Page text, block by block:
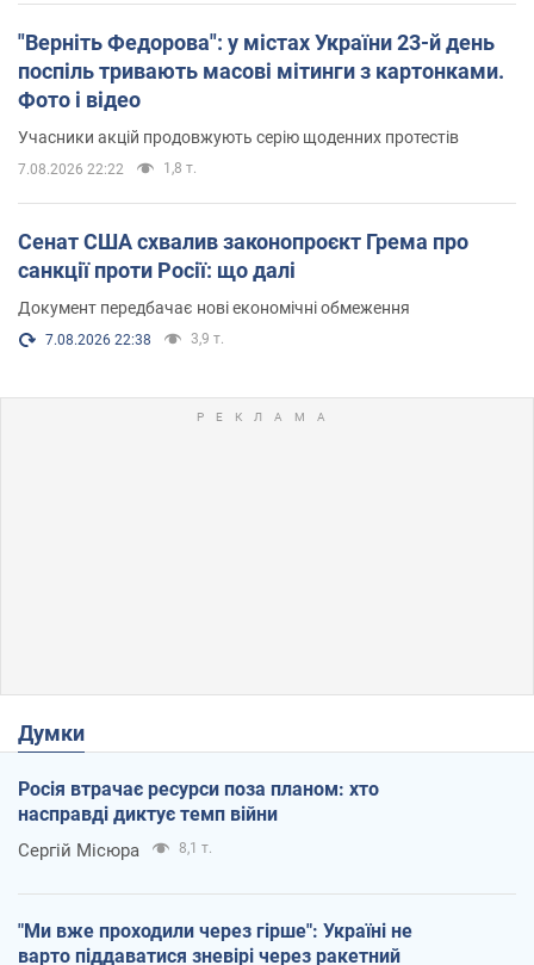
"Верніть Федорова": у містах України 23-й день
поспіль тривають масові мітинги з картонками.
Фото і відео
Учасники акцій продовжують серію щоденних протестів
7.08.2026 22:22 1,8 т.
Сенат США схвалив законопроєкт Грема про
санкції проти Росії: що далі
Документ передбачає нові економічні обмеження
7.08.2026 22:38 3,9 т.
Думки
Росія втрачає ресурси поза планом: хто
насправді диктує темп війни
Сергій Місюра 8,1 т.
"Ми вже проходили через гірше": Україні не
варто піддаватися зневірі через ракетний